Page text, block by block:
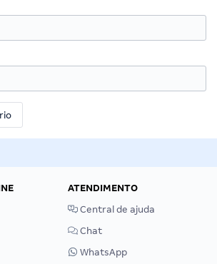
ATENDIMENTO
Central de ajuda
Chat
WhatsApp